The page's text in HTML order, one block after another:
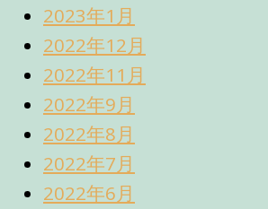
2023年1月
2022年12月
2022年11月
2022年9月
2022年8月
2022年7月
2022年6月